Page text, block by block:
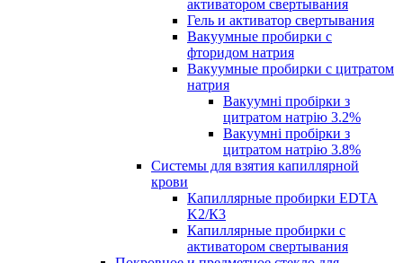
активатором свертывания
Гель и активатор свертывания
Вакуумные пробирки с
фторидом натрия
Вакуумные пробирки с цитратом
натрия
Вакуумні пробірки з
цитратом натрію 3.2%
Вакуумні пробірки з
цитратом натрію 3.8%
Системы для взятия капиллярной
крови
Капиллярные пробирки EDTA
K2/К3
Капиллярные пробирки с
активатором свертывания